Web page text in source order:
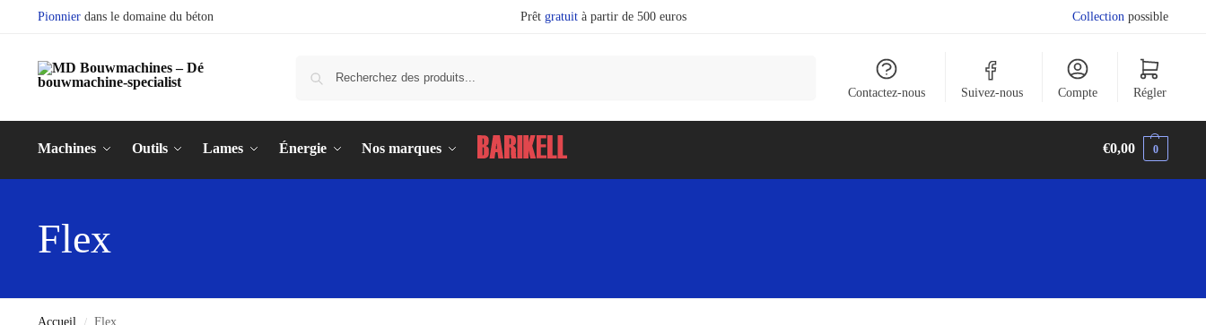
Pionnierdans le domaine du béton Prêt gratuità partir de 500 euros Collection possible
Contactez-nous Suivez-nous Compte Régler
Machines Outils Lames Énergie Nos marques €0,00 0
Flex
Accueil / Flex